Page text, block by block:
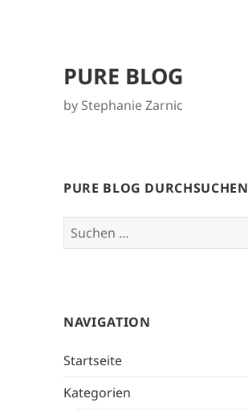
PURE BLOG
by Stephanie Zarnic
PURE BLOG DURCHSUCHEN
Suchen
nach:
NAVIGATION
Startseite
Kategorien